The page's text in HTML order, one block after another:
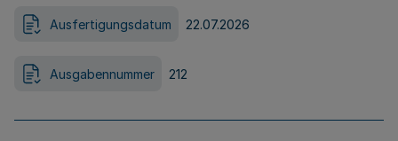
Ausfertigungsdatum 22.07.2026
Ausgabennummer 212